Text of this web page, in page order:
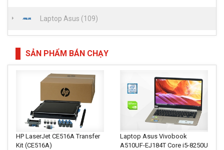
Laptop Asus (109)
SẢN PHẨM BÁN CHẠY
HP LaserJet CE516A Transfer
Kit (CE516A)
Laptop Asus Vivobook
A510UF-EJ184T Core i5-8250U